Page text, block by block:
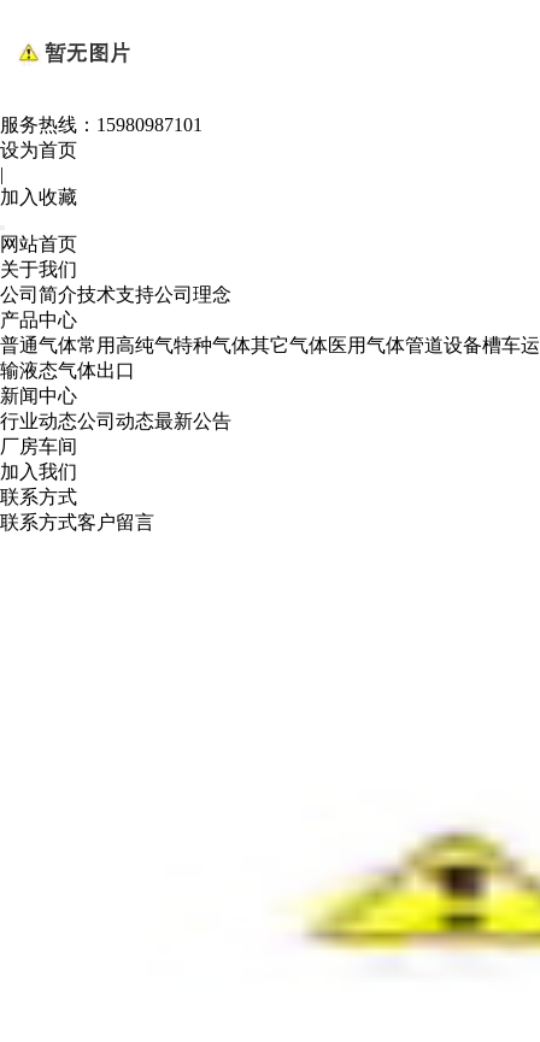
服务热线： 15980987101
设为首页
|
加入收藏
网站首页
关于我们
公司简介技术支持公司理念
产品中心
普通气体常用高纯气特种气体其它气体医用气体管道设备槽车运
输液态气体出口
新闻中心
行业动态公司动态最新公告
厂房车间
加入我们
联系方式
联系方式客户留言